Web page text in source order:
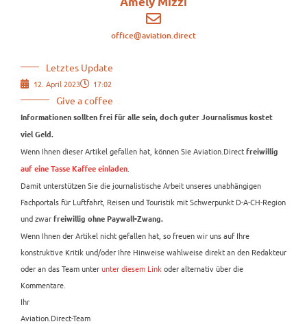
office@aviation.direct
Letztes Update
12. April 2023 17:02
Give a coffee
Informationen sollten frei für alle sein, doch guter Journalismus kostet
viel Geld.
Wenn Ihnen dieser Artikel gefallen hat, können Sie Aviation.Direct freiwillig
auf eine Tasse Kaffee einladen
Damit unterstützen Sie die journalistische Arbeit unseres unabhängigen
Fachportals für Luftfahrt, Reisen und Touristik mit Schwerpunkt D-A-CH-Region
und zwar freiwillig ohne Paywall-Zwang.
Wenn Ihnen der Artikel nicht gefallen hat, so freuen wir uns auf Ihre
konstruktive Kritik und/oder Ihre Hinweise wahlweise direkt an den Redakteur
oder an das Team unterunter diesem Link oder alternativ über die
Kommentare.
Ihr
Aviation.Direct-Team